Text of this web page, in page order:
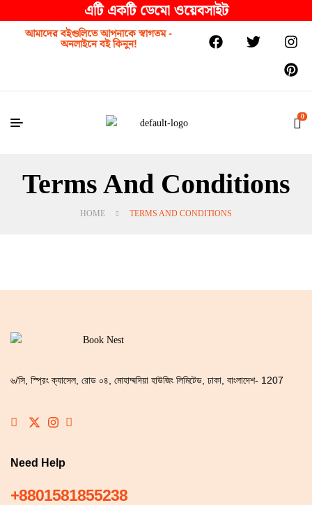
এটি একটি ডেমো ওয়েবসাইট
আমাদের বইগুলিতে আপনাকে স্বাগতম -
অনলাইনে বই কিনুন!
0
Terms And Conditions
HOME TERMS AND CONDITIONS
৬/সি, স্প্রিং ক্যাসেল, রোড ০৪, মোহাম্মদিয়া হাউজিং লিমিটেড, ঢাকা, বাংলাদেশ- 1207
Need Help
+8801581855238